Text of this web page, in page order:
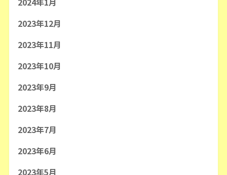
2023年12月
2023年11月
2023年10月
2023年9月
2023年8月
2023年7月
2023年6月
2023年5月